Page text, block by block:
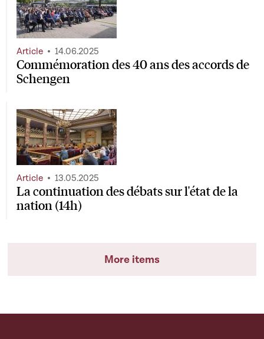
Commémoration des 40 ans des accords de
Schengen
Article 14.06.2025
La continuation des débats sur l'état de la
nation (14h)
Article 13.05.2025
More items